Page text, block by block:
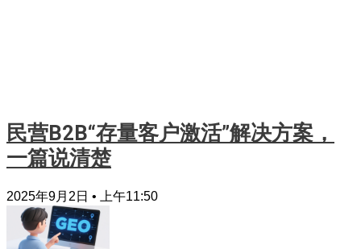
民营B2B“存量客户激活”解决方案，
一篇说清楚
2025年9月2日 上午11:50